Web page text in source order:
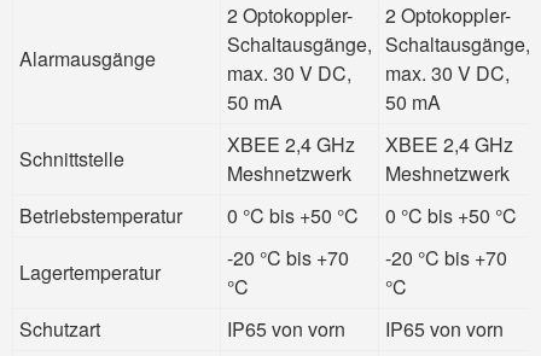
Alarmausgänge
2 Optokoppler-
Schaltausgänge,
max. 30 V DC,
50 mA
2 Optokoppler-
Schaltausgänge,
max. 30 V DC,
50 mA
Schnittstelle
XBEE 2,4 GHz
Meshnetzwerk
XBEE 2,4 GHz
Meshnetzwerk
Betriebstemperatur
0 °C bis +50 °C 0 °C bis +50 °C
Lagertemperatur
-20 °C bis +70
°C
-20 °C bis +70
°C
Schutzart
IP65 von vorn IP65 von vorn